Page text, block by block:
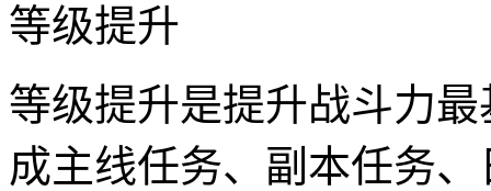
等级提升
等级提升是提升战斗力
成主线任务、副本任务